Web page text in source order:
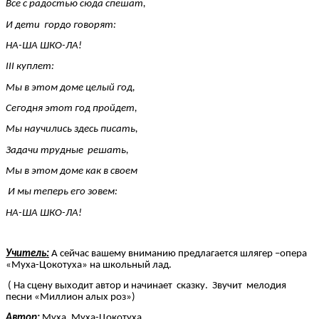
Все с радостью сюда спешат,
И дети гордо говорят:
НА-ША ШКО-ЛА!
III куплет:
Мы в этом доме целый год,
Сегодня этот год пройдет,
Мы научились здесь писать,
Задачи трудные решать,
Мы в этом доме как в своем
И мы теперь его зовем:
НА-ША ШКО-ЛА!
Учитель: А сейчас вашему вниманию предлагается шлягер –опера
«Муха-Цокотуха» на школьный лад.
( На сцену выходит автор и начинает сказку. Звучит мелодия
песни «Миллион алых роз»)